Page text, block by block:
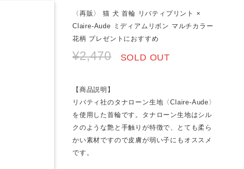
〈再販〉 猫 犬 首輪 リバティプリント ×
Claire-Aude ミディアムリボン マルチカラー
花柄 プレゼントにおすすめ
¥2,470 SOLD OUT
【商品説明】
リバティ社のタナローン生地〈Claire-Aude〉
を使用した首輪です。タナローン生地はシル
クのような艶と手触りが特徴で、とても柔ら
かい素材ですので皮膚が弱い子にもオススメ
です。